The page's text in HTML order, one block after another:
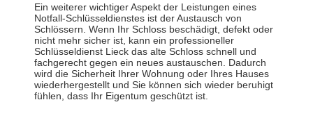
Ein weiterer wichtiger Aspekt der Leistungen eines
Notfall-Schlüsseldienstes ist der Austausch von
Schlössern. Wenn Ihr Schloss beschädigt, defekt oder
nicht mehr sicher ist, kann ein professioneller
Schlüsseldienst Lieck das alte Schloss schnell und
fachgerecht gegen ein neues austauschen. Dadurch
wird die Sicherheit Ihrer Wohnung oder Ihres Hauses
wiederhergestellt und Sie können sich wieder beruhigt
fühlen, dass Ihr Eigentum geschützt ist.